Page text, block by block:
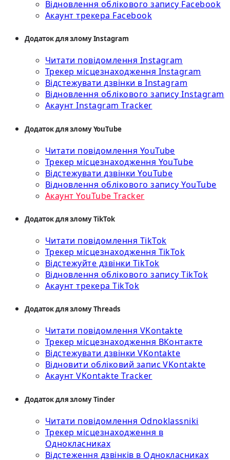
Відновлення облікового запису Facebook
Акаунт трекера Facebook
Додаток для злому Instagram
Читати повідомлення Instagram
Трекер місцезнаходження Instagram
Відстежувати дзвінки в Instagram
Відновлення облікового запису Instagram
Акаунт Instagram Tracker
Додаток для злому YouTube
Читати повідомлення YouTube
Трекер місцезнаходження YouTube
Відстежувати дзвінки YouTube
Відновлення облікового запису YouTube
Акаунт YouTube Tracker
Додаток для злому TikTok
Читати повідомлення TikTok
Трекер місцезнаходження TikTok
Відстежуйте дзвінки TikTok
Відновлення облікового запису TikTok
Акаунт трекера TikTok
Додаток для злому Threads
Читати повідомлення VKontakte
Трекер місцезнаходження ВКонтакте
Відстежувати дзвінки VKontakte
Відновити обліковий запис VKontakte
Акаунт VKontakte Tracker
Додаток для злому Tinder
Читати повідомлення Odnoklassniki
Трекер місцезнаходження в
Однокласниках
Відстеження дзвінків в Однокласниках